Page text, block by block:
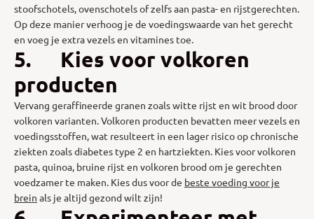
stoofschotels, ovenschotels of zelfs aan pasta- en rijstgerechten.
Op deze manier verhoog je de voedingswaarde van het gerecht
en voeg je extra vezels en vitamines toe.
5. Kies voor volkoren
producten
Vervang geraffineerde granen zoals witte rijst en wit brood door
volkoren varianten. Volkoren producten bevatten meer vezels en
voedingsstoffen, wat resulteert in een lager risico op chronische
ziekten zoals diabetes type 2 en hartziekten. Kies voor volkoren
pasta, quinoa, bruine rijst en volkoren brood om je gerechten
voedzamer te maken. Kies dus voor de beste voeding voor je
brein als je altijd gezond wilt zijn!